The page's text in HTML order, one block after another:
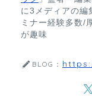
に3メディアの編
ミナー経験多数/
が趣味
BLOG：